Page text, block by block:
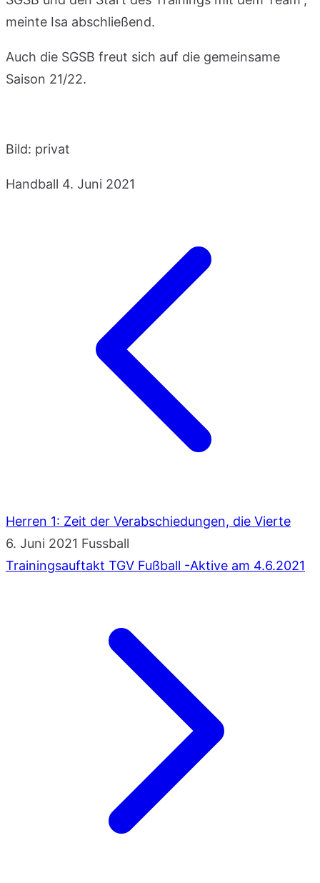
meinte Isa abschließend.
Auch die SGSB freut sich auf die gemeinsame
Saison 21/22.
Bild: privat
Handball 4. Juni 2021
Herren 1: Zeit der Verabschiedungen, die Vierte
6. Juni 2021 Fussball
Trainingsauftakt TGV Fußball -Aktive am 4.6.2021